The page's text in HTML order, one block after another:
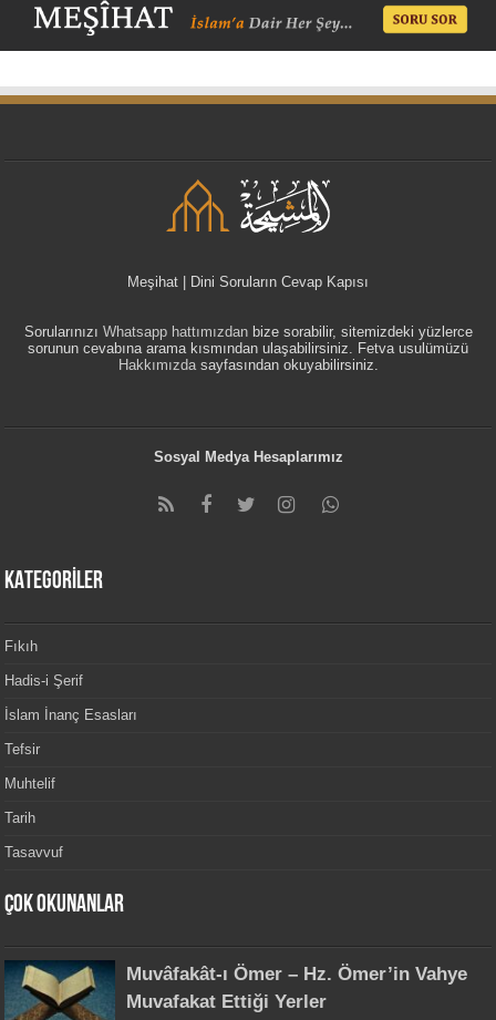
Meşihat | Dini Soruların Cevap Kapısı
Sorularınızı Whatsapp hattımızdanbize sorabilir, sitemizdeki yüzlerce
sorunun cevabına arama kısmından ulaşabilirsiniz. Fetva usulümüzü
Hakkımızdasayfasından okuyabilirsiniz.
Sosyal Medya Hesaplarımız
KATEGORİLER
Fıkıh
Hadis-i Şerif
İslam İnanç Esasları
Tefsir
Muhtelif
Tarih
Tasavvuf
Çok Okunanlar
Muvâfakât-ı Ömer – Hz. Ömer’in Vahye
Muvafakat Ettiği Yerler